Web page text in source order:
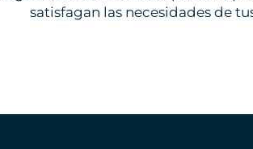
satisfagan las necesidades de